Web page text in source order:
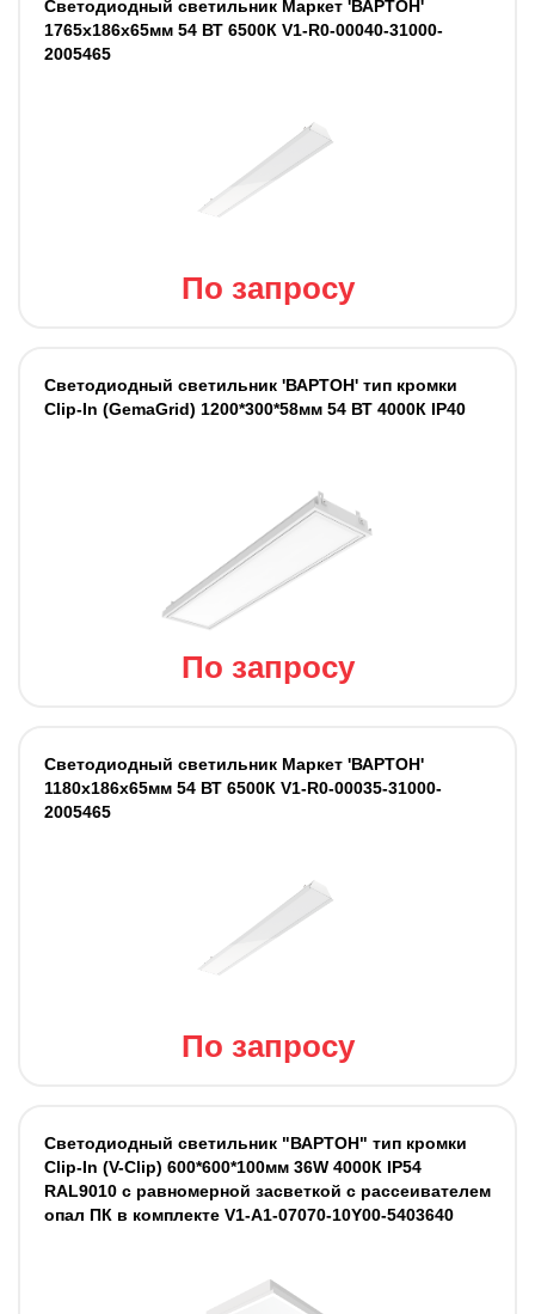
Светодиодный светильник Маркет 'ВАРТОН'
1765х186х65мм 54 ВТ 6500К V1-R0-00040-31000-
2005465
По запросу
Светодиодный светильник 'ВАРТОН' тип кромки
Clip-In (GemaGrid) 1200*300*58мм 54 ВТ 4000К IP40
По запросу
Светодиодный светильник Маркет 'ВАРТОН'
1180х186х65мм 54 ВТ 6500К V1-R0-00035-31000-
2005465
По запросу
Светодиодный светильник "ВАРТОН" тип кромки
Clip-In (V-Clip) 600*600*100мм 36W 4000К IP54
RAL9010 с равномерной засветкой с рассеивателем
опал ПК в комплекте V1-A1-07070-10Y00-5403640